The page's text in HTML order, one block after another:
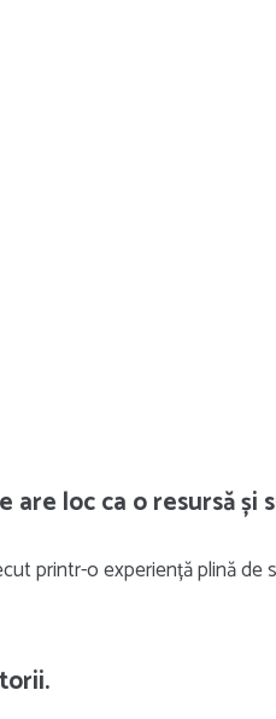
loc ca o resursă și
printr-o experiență plină de